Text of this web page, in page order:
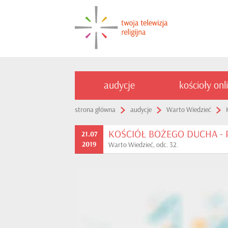
audycje kościoły
strona główna audycje Warto Wiedzieć
21.07
2019
KOŚCIÓŁ BOŻEGO DUCHA
Warto Wiedzieć, odc. 32.